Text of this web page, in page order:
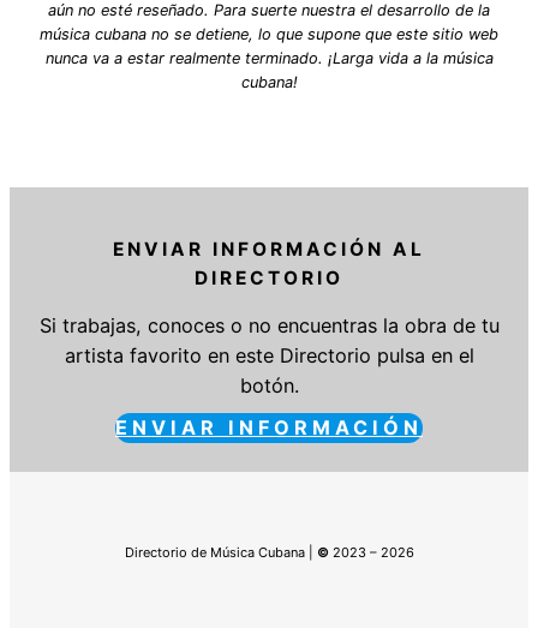
aún no esté reseñado. Para suerte nuestra el desarrollo de la
música cubana no se detiene, lo que supone que este sitio web
nunca va a estar realmente terminado. ¡Larga vida a la música
cubana!
ENVIAR INFORMACIÓN AL
DIRECTORIO
Si trabajas, conoces o no encuentras la obra de tu
artista favorito en este Directorio pulsa en el
botón.
ENVIAR INFORMACIÓN
Directorio de Música Cubana | © 2023 – 2026